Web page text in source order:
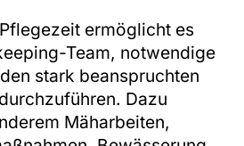
ermöglicht es
Team, notwendige
stark beanspruchten
Dazu
Mäharbeiten,